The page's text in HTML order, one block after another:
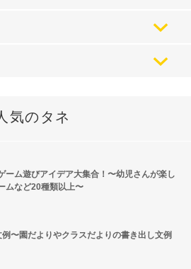
気のタネ
ーム遊びアイデア大集合！〜幼児さんが楽し
ムなど20種類以上〜
〜園だよりやクラスだよりの書き出し文例